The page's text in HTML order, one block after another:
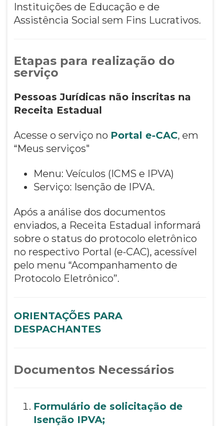
Instituições de Educação e de
Assistência Social sem Fins Lucrativos.
Etapas para realização do
serviço
Pessoas Jurídicas não inscritas na
Receita Estadual
Acesse o serviço no Portal e-CAC, em
“Meus serviços"
Menu: Veículos (ICMS e IPVA)
Serviço: Isenção de IPVA.
Após a análise dos documentos
enviados, a Receita Estadual informará
sobre o status do protocolo eletrônico
no respectivo Portal (e-CAC), acessível
pelo menu “Acompanhamento de
Protocolo Eletrônico”.
ORIENTAÇÕES PARA
DESPACHANTES
Documentos Necessários
Formulário de solicitação de
Isenção IPVA;